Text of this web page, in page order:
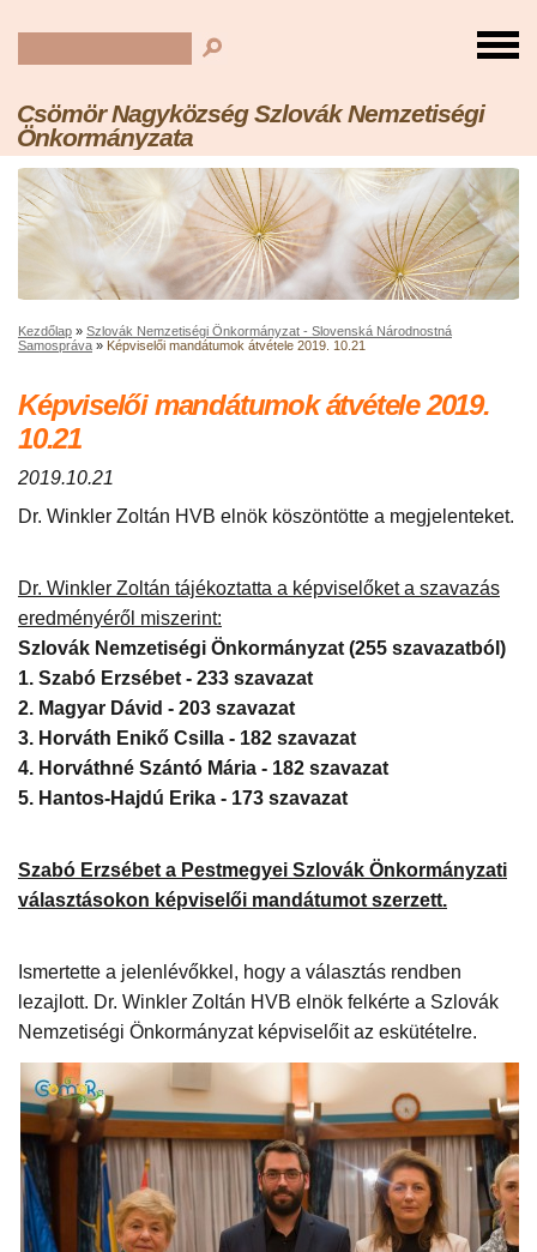
Csömör Nagyközség Szlovák Nemzetiségi
Önkormányzata
Kezdőlap » Szlovák Nemzetiségi Önkormányzat - Slovenská Národnostná
Samospráva » Képviselői mandátumok átvétele 2019. 10.21
Képviselői mandátumok átvétele 2019.
10.21
2019.10.21
Dr. Winkler Zoltán HVB elnök köszöntötte a megjelenteket.
Dr. Winkler Zoltán tájékoztatta a képviselőket a szavazás
eredményéről miszerint:
Szlovák Nemzetiségi Önkormányzat (255 szavazatból)
1. Szabó Erzsébet - 233 szavazat
2. Magyar Dávid - 203 szavazat
3. Horváth Enikő Csilla - 182 szavazat
4. Horváthné Szántó Mária - 182 szavazat
5. Hantos-Hajdú Erika - 173 szavazat
Szabó Erzsébet a Pestmegyei Szlovák Önkormányzati
választásokon képviselői mandátumot szerzett.
Ismertette a jelenlévőkkel, hogy a választás rendben
lezajlott. Dr. Winkler Zoltán HVB elnök felkérte a Szlovák
Nemzetiségi Önkormányzat képviselőit az eskütételre.